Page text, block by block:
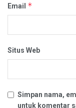
Email *
Situs Web
Simpan nama,
untuk komentar